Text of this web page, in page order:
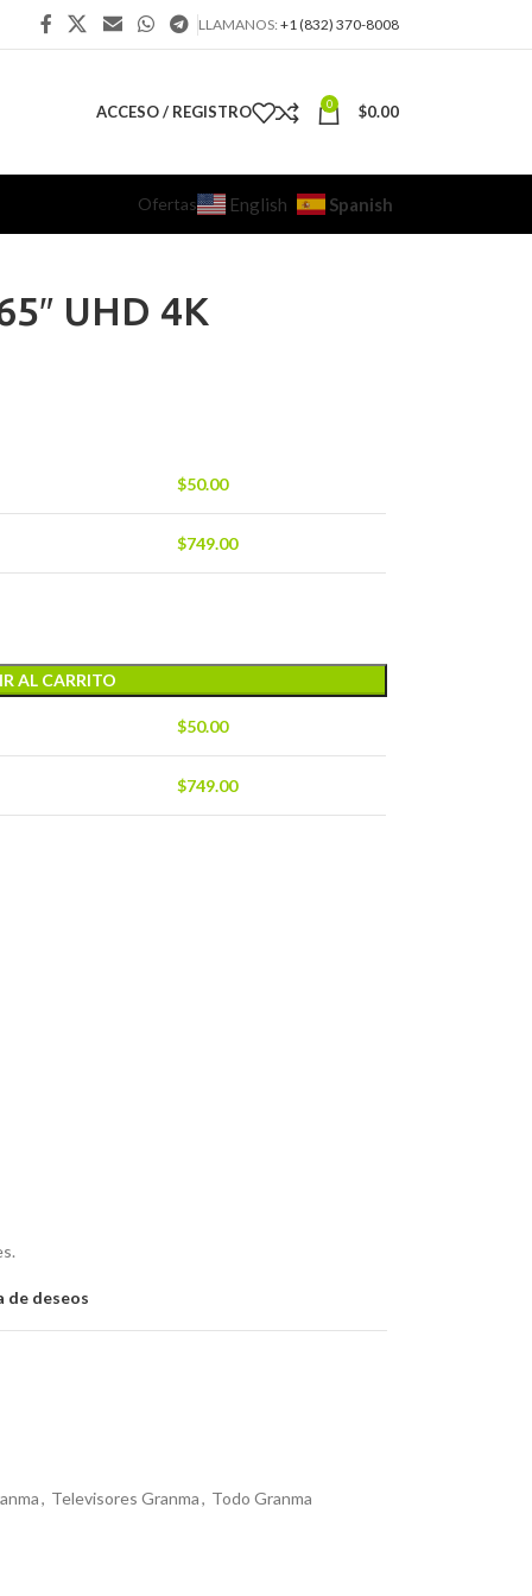
LLAMANOS: +1 (832) 370-8008
ACCESO / REGISTRO 0 $0.00
Ofertas English Spanish
UHD 4K
$50.00
$749.00
AL CARRITO
$50.00
$749.00
de deseos
, Televisores Granma, Todo Granma